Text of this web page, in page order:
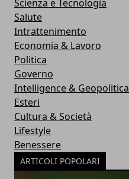
Scienza e Tecnologia
Salute
Intrattenimento
Economia & Lavoro
Politica
Governo
Intelligence & Geopolitica
Esteri
Cultura & Società
Lifestyle
Benessere
ARTICOLI POPOLARI